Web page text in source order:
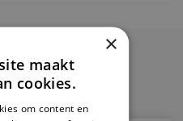
en acties!
1 mail per maand.
×
maakt
cookies.
om content en